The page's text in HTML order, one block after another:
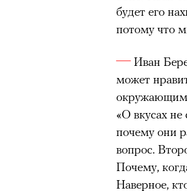
будет его
потому что
Иван
может
окружающим
«О вкусах
почему они
вопрос.
Почему,
Наверное,